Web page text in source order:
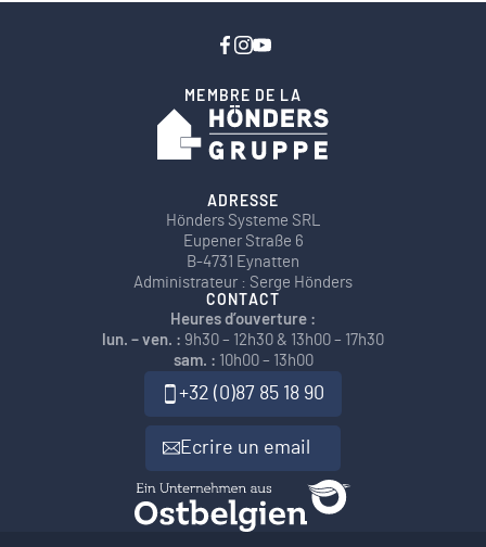
MEMBRE DE LA
ADRESSE
Hönders Systeme SRL
Eupener Straße 6
B-4731 Eynatten
Administrateur : Serge Hönders
CONTACT
Heures d’ouverture :
lun. – ven. : 9h30 – 12h30 & 13h00 – 17h30
sam. : 10h00 – 13h00
+32 (0)87 85 18 90
Ecrire un email